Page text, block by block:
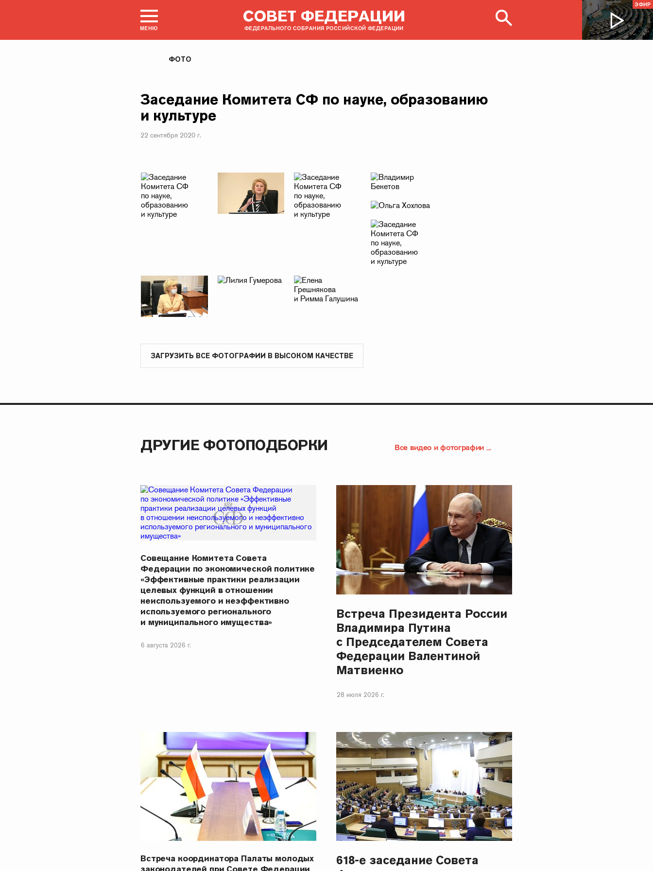
МЕНЮ
СОВЕТ ФЕДЕРАЦИИ
ФЕДЕРАЛЬНОГО СОБРАНИЯ РОССИЙСКОЙ ФЕДЕРАЦИИ
ЭФИР
ФОТО
Заседание Комитета СФ по науке, образованию
и культуре
22 сентября 2020 г.
ЗАГРУЗИТЬ ВСЕ ФОТОГРАФИИ В ВЫСОКОМ КАЧЕСТВЕ
ДРУГИЕ ФОТОПОДБОРКИ Все видео и фотографии
Совещание Комитета Совета
Федерации по экономической политике
«Эффективные практики реализации
целевых функций в отношении
неиспользуемого и неэффективно
используемого регионального
и муниципального имущества»
6 августа 2026 г.
Встреча Президента России
Владимира Путина
с Председателем Совета
Федерации Валентиной
Матвиенко
28 июля 2026 г.
Встреча координатора Палаты молодых
618-е заседание Совета